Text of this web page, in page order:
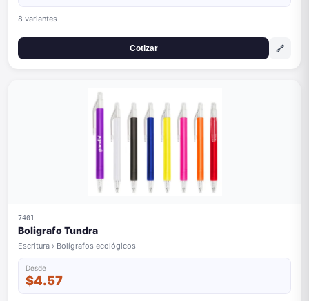
8 variantes
Cotizar 🔗
7401
Boligrafo Tundra
Escritura › Bolígrafos ecológicos
Desde
$4.57